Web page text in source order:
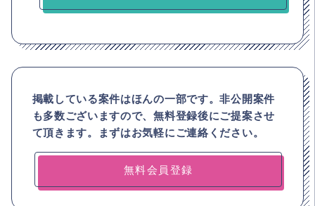
掲載している案件はほんの一部です。非公開案件
も多数ございますので、無料登録後にご提案させ
て頂きます。まずはお気軽にご連絡ください。
無料会員登録